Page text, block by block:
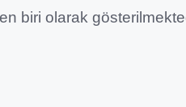
biri olarak